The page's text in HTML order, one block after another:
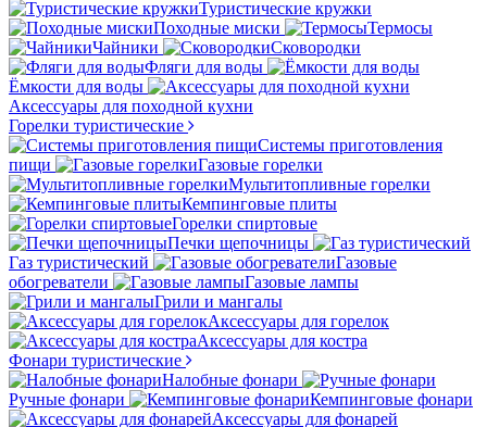
Туристические кружки
Походные миски
Термосы
Чайники
Сковородки
Фляги для воды
Ёмкости для воды
Аксессуары для походной кухни
Горелки туристические
Системы приготовления
пищи
Газовые горелки
Мультитопливные горелки
Кемпинговые плиты
Горелки спиртовые
Печки щепочницы
Газ туристический
Газовые
обогреватели
Газовые лампы
Грили и мангалы
Аксессуары для горелок
Аксессуары для костра
Фонари туристические
Налобные фонари
Ручные фонари
Кемпинговые фонари
Аксессуары для фонарей